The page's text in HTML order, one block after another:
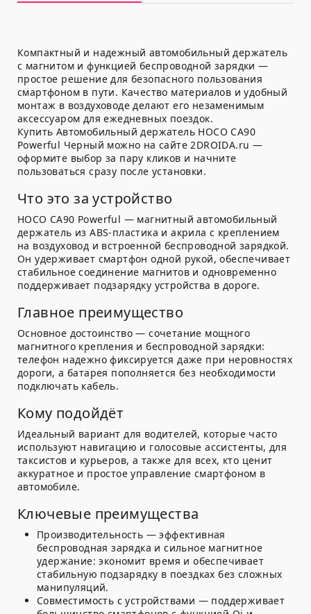
Компактный и надежный автомобильный держатель
с магнитом и функцией беспроводной зарядки —
простое решение для безопасного пользования
смартфоном в пути. Качество материалов и удобный
монтаж в воздуховоде делают его незаменимым
аксессуаром для ежедневных поездок.
Купить Автомобильный держатель HOCO CA90
Powerful Черный можно на сайте 2DROIDA.ru —
оформите выбор за пару кликов и начните
пользоваться сразу после установки.
Что это за устройство
HOCO CA90 Powerful — магнитный автомобильный
держатель из ABS-пластика и акрила с креплением
на воздуховод и встроенной беспроводной зарядкой.
Он удерживает смартфон одной рукой, обеспечивает
стабильное соединение магнитов и одновременно
поддерживает подзарядку устройства в дороге.
Главное преимущество
Основное достоинство — сочетание мощного
магнитного крепления и беспроводной зарядки:
телефон надежно фиксируется даже при неровностях
дороги, а батарея пополняется без необходимости
подключать кабель.
Кому подойдёт
Идеальный вариант для водителей, которые часто
используют навигацию и голосовые ассистенты, для
таксистов и курьеров, а также для всех, кто ценит
аккуратное и простое управление смартфоном в
автомобиле.
Ключевые преимущества
Производительность — эффективная
беспроводная зарядка и сильное магнитное
удержание: экономит время и обеспечивает
стабильную подзарядку в поездках без сложных
манипуляций.
Совместимость с устройствами — поддерживает